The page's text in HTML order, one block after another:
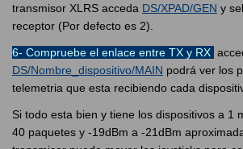
transmisor XLRS acceda DS/XPAD/GEN y
receptor (Por defecto es 2).
6- Compruebe el enlace entre TX y RX
DS/Nombre_dispositivo/MAIN podrá ver los
telemetria que esta recibiendo cada
Si todo esta bien y tiene los dispositivos a 1
40 paquetes y -19dBm a -21dBm